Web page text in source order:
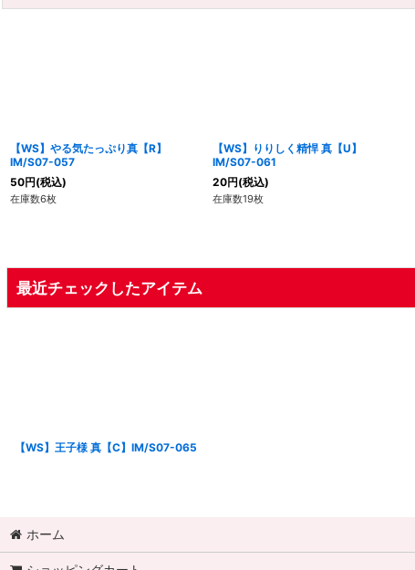
【WS】やる気たっぷり真【R】
IM/S07-057
50円(税込)
在庫数6枚
【WS】りりしく精悍 真【U】
IM/S07-061
20円(税込)
在庫数19枚
最近チェックしたアイテム
【WS】王子様 真【C】IM/S07-065
ホーム